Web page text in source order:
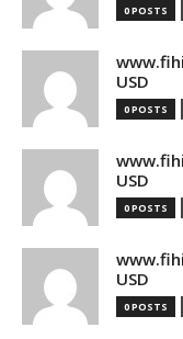
0 POSTS
USD
0 POSTS
USD
0 POSTS
USD
0 POSTS